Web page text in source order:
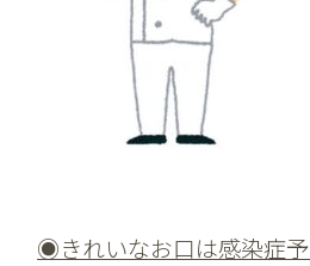
◉きれいなお口は感染症